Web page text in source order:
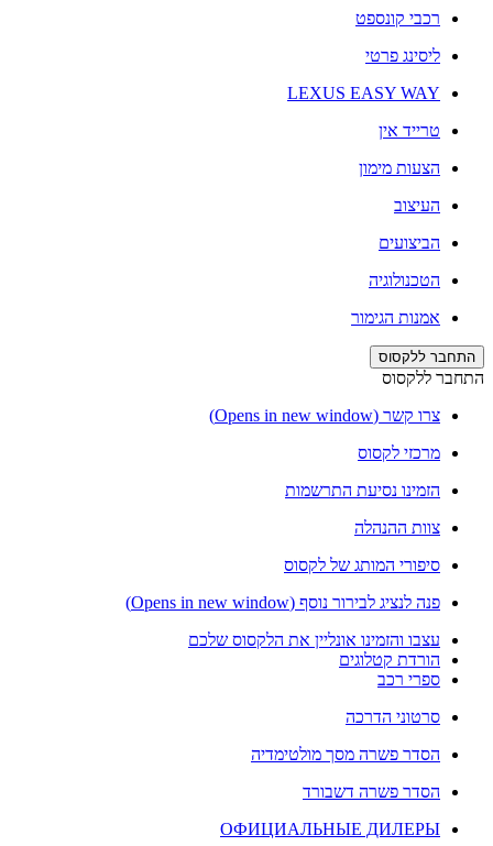
רכבי קונספט
ליסינג פרטי
LEXUS EASY WAY
טרייד אין
הצעות מימון
העיצוב
הביצועים
הטכנולוגיה
אמנות הגימור
התחבר ללקסוס
התחבר ללקסוס
צרו קשר (Opens in new window)
מרכזי לקסוס
הזמינו נסיעת התרשמות
צוות ההנהלה
סיפורי המותג של לקסוס
פנה לנציג לבירור נוסף (Opens in new window)
עצבו והזמינו אונליין את הלקסוס שלכם
הורדת קטלוגים
ספרי רכב
סרטוני הדרכה
הסדר פשרה מסך מולטימדיה
הסדר פשרה דשבורד
ОФИЦИАЛЬНЫЕ ДИЛЕРЫ